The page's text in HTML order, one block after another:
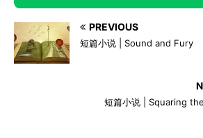
PREVIOUS
短篇小说 | Sound and Fury
短篇小说 | Squaring